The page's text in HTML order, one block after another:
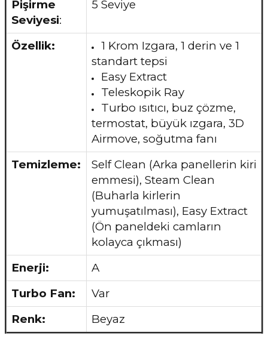
Pişirme
Seviyesi:
5 Seviye
Özellik:
1 Krom Izgara, 1 derin ve 1
standart tepsi
Easy Extract
Teleskopik Ray
Turbo ısıtıcı, buz çözme,
termostat, büyük ızgara, 3D
Airmove, soğutma fanı
Temizleme:
Self Clean (Arka panellerin kiri
emmesi), Steam Clean
(Buharla kirlerin
yumuşatılması), Easy Extract
(Ön paneldeki camların
kolayca çıkması)
Enerji:
A
Turbo Fan:
Var
Renk:
Beyaz